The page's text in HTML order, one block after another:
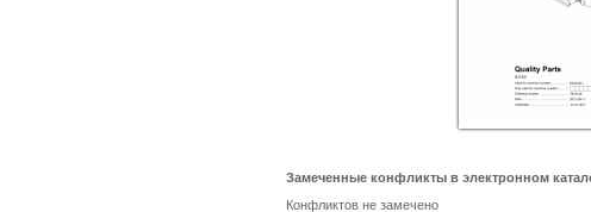
Замеченные конфликты в электронном
Конфликтов не замечено